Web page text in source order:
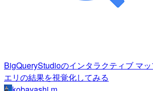
BigQueryStudioのインタラクティブ マ
エリの結果を視覚化してみる